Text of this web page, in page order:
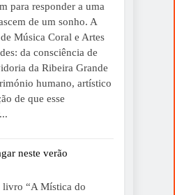
para responder a uma
de um sonho. A
Música Coral e Artes
da consciência de
da Ribeira Grande
humano, artístico
de que esse
neste verão
livro “A Mística do